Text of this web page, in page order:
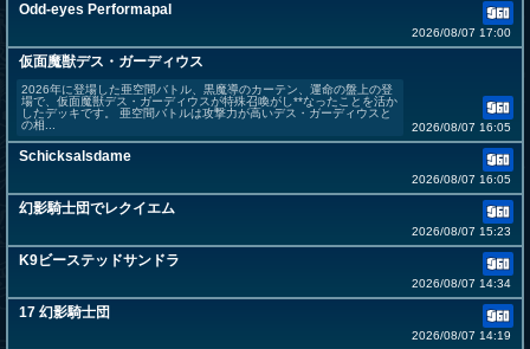
Odd-eyes Performapal
2026/08/07 17:00
仮面魔獣デス・ガーディウス
2026年に登場した亜空間バトル、黒魔導のカーテン、運命の盤上の登
場で、仮面魔獣デス・ガーディウスが特殊召喚がし**なったことを活か
したデッキです。 亜空間バトルは攻撃力が高いデス・ガーディウスと
の相...
2026/08/07 16:05
Schicksalsdame
2026/08/07 16:05
幻影騎士団でレクイエム
2026/08/07 15:23
K9ビーステッドサンドラ
2026/08/07 14:34
17 幻影騎士団
2026/08/07 14:19